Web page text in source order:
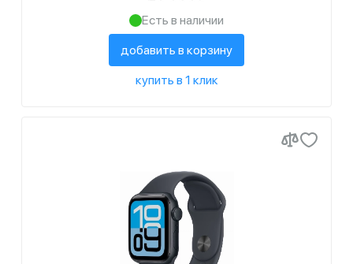
Есть в наличии
добавить в корзину
купить в 1 клик